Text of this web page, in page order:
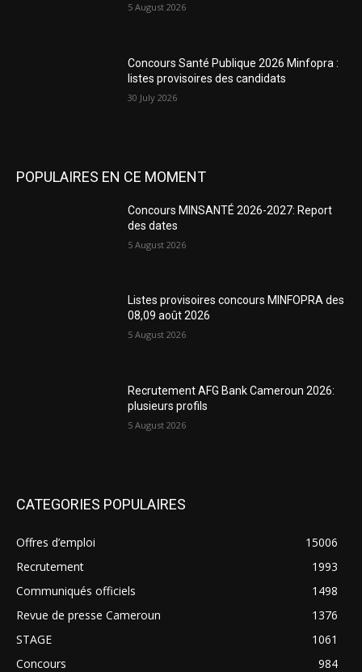
5 August 2026
Concours Santé Publique 2026 Minfopra :
listes provisoires des candidats
30 July 2026
POPULAIRES EN CE MOMENT
Concours MINSANTÉ 2026-2027: Report
des dates
5 August 2026
Listes provisoires concours MINFOPRA des
08,09 août 2026
5 August 2026
Recrutement AFG Bank Cameroun 2026:
plusieurs profils
5 August 2026
CATEGORIES POPULAIRES
Offres d’emploi
15006
Recrutement
1993
Communiqués officiels
1498
Revue de presse Cameroun
1376
STAGE
1061
Concours
984